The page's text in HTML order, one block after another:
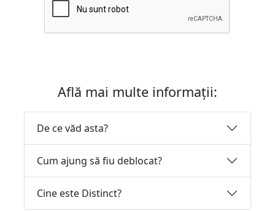
Află mai multe informații:
De ce văd asta?
Cum ajung să fiu deblocat?
Cine este Distinct?